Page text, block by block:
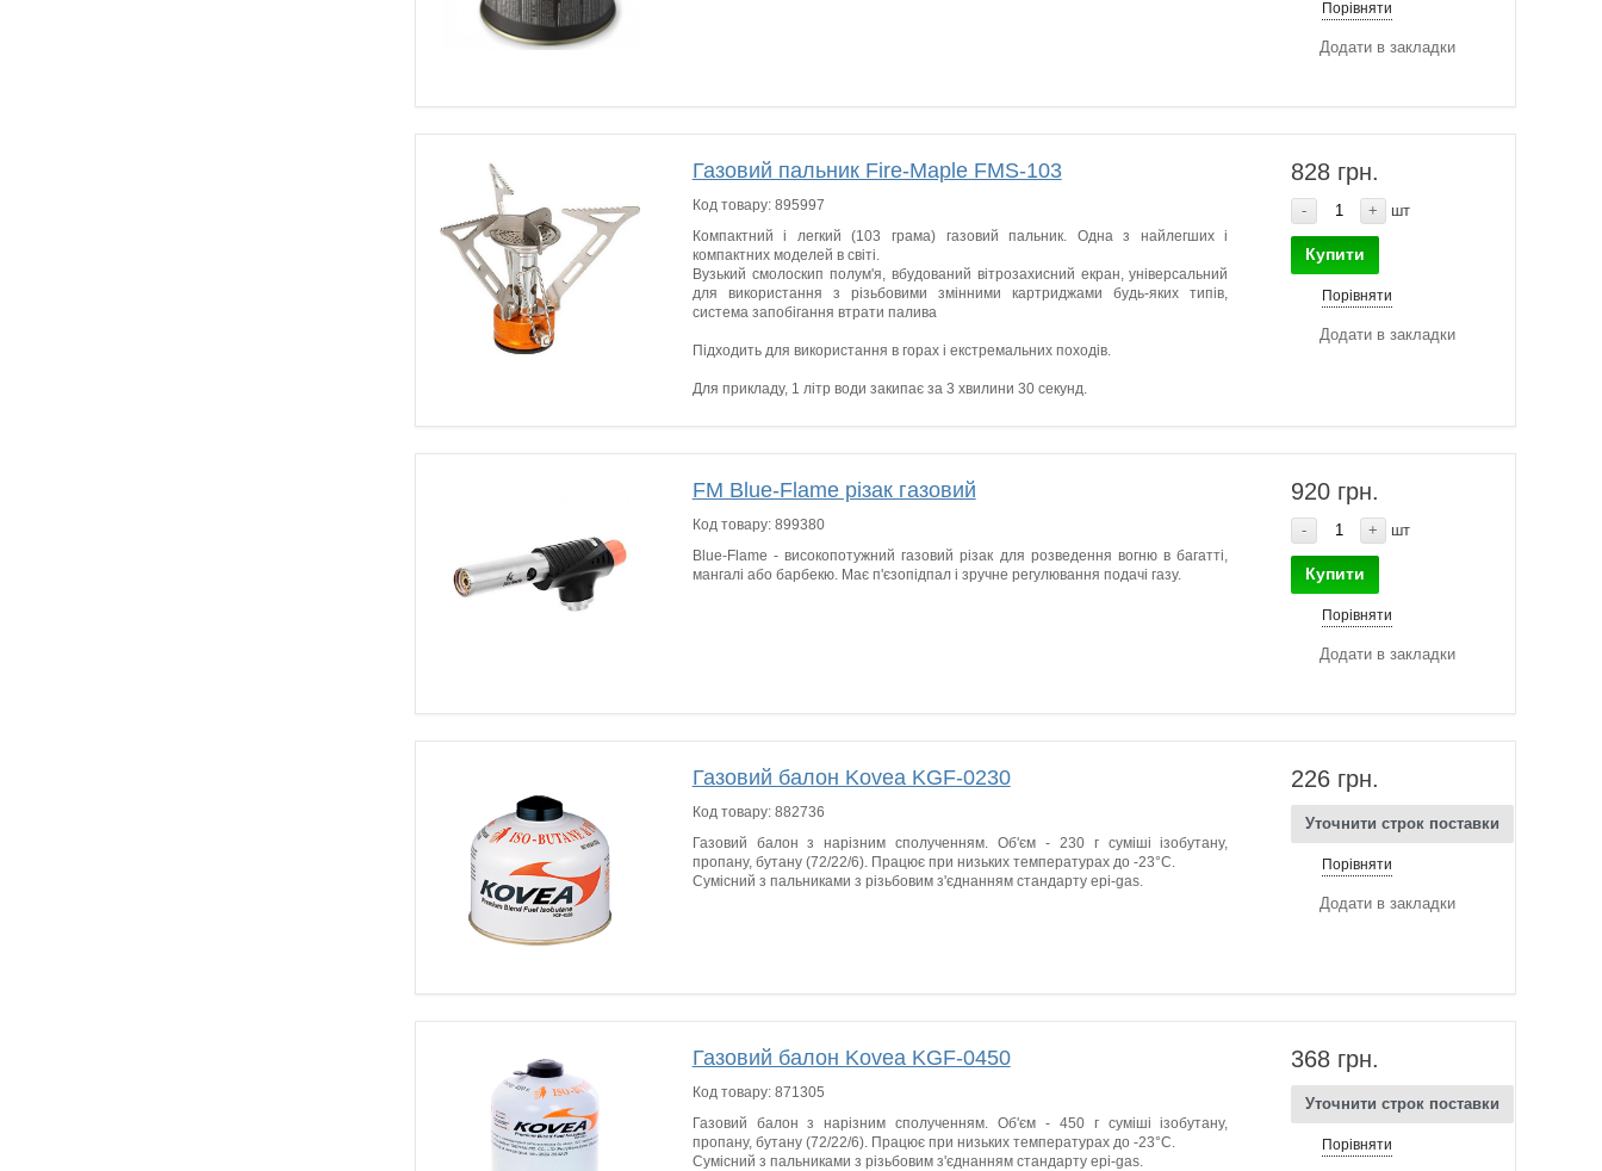
Порівняти
Додати в закладки
Газовий пальник Fire-Maple FMS-103
Код товару: 895997
Компактний і легкий (103 грама) газовий пальник. Одна з найлегших і
компактних моделей в світі.
Вузький смолоскип полум'я, вбудований вітрозахисний екран, універсальний
для використання з різьбовими змінними картриджами будь-яких типів,
система запобігання втрати палива
Підходить для використання в горах і екстремальних походів.
Для прикладу, 1 літр води закипає за 3 хвилини 30 секунд.
828 грн.
- + шт
Купити
Порівняти
Додати в закладки
FM Blue-Flame різак газовий
Код товару: 899380
Blue-Flame - високопотужний газовий різак для розведення вогню в багатті,
мангалі або барбекю. Має п'єзопідпал і зручне регулювання подачі газу.
920 грн.
- + шт
Купити
Порівняти
Додати в закладки
Газовий балон Kovea KGF-0230
Код товару: 882736
Газовий балон з нарізним сполученням. Об'єм - 230 г суміші ізобутану,
пропану, бутану (72/22/6). Працює при низьких температурах до -23°C.
Сумісний з пальниками з різьбовим з'єднанням стандарту epi-gas.
226 грн.
Уточнити строк поставки
Порівняти
Додати в закладки
Газовий балон Kovea KGF-0450
Код товару: 871305
Газовий балон з нарізним сполученням. Об'єм - 450 г суміші ізобутану,
пропану, бутану (72/22/6). Працює при низьких температурах до -23°C.
Сумісний з пальниками з різьбовим з'єднанням стандарту epi-gas.
368 грн.
Уточнити строк поставки
Порівняти